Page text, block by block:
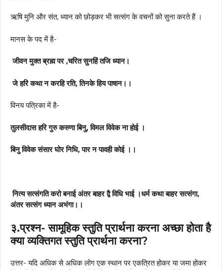
ऋषि मुनि और संत, ध्यान को छोड़कर भी सत्संग के वचनों को सुना करते हैं ।
मानस के पद में है-
जीवन मुक्त ब्रह्म पर ,चरित सुनहिं तजि ध्यान।
जे हरि कथा न करहि रति, तिनके हिय पाषान।।
विनय पत्रिका में है-
तुलसीदास हरि गुरु करुणा बिनु, विमल विवेक ना होई ।
बिनु विवेक संसार घोर निधि, पार न पावही कोई ।।
नित्य सत्संगति करो बनाई अंतर बाहर द्वै विधि भाई ।धर्म कथा बाहर सत्संगा,
अंतर सत्संग ध्यान अभंगा।।
३.प्रश्न- सामूहिक स्तुति प्रार्थना करना अच्छा होता है
क्या व्यक्तिगत स्तुति प्रार्थना करना?
उत्तर- यदि अधिक से अधिक लोग एक स्थान पर एकत्रित होकर या जमा होकर